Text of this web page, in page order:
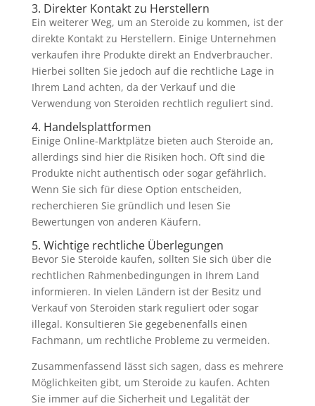
3. Direkter Kontakt zu Herstellern
Ein weiterer Weg, um an Steroide zu kommen, ist der
direkte Kontakt zu Herstellern. Einige Unternehmen
verkaufen ihre Produkte direkt an Endverbraucher.
Hierbei sollten Sie jedoch auf die rechtliche Lage in
Ihrem Land achten, da der Verkauf und die
Verwendung von Steroiden rechtlich reguliert sind.
4. Handelsplattformen
Einige Online-Marktplätze bieten auch Steroide an,
allerdings sind hier die Risiken hoch. Oft sind die
Produkte nicht authentisch oder sogar gefährlich.
Wenn Sie sich für diese Option entscheiden,
recherchieren Sie gründlich und lesen Sie
Bewertungen von anderen Käufern.
5. Wichtige rechtliche Überlegungen
Bevor Sie Steroide kaufen, sollten Sie sich über die
rechtlichen Rahmenbedingungen in Ihrem Land
informieren. In vielen Ländern ist der Besitz und
Verkauf von Steroiden stark reguliert oder sogar
illegal. Konsultieren Sie gegebenenfalls einen
Fachmann, um rechtliche Probleme zu vermeiden.
Zusammenfassend lässt sich sagen, dass es mehrere
Möglichkeiten gibt, um Steroide zu kaufen. Achten
Sie immer auf die Sicherheit und Legalität der